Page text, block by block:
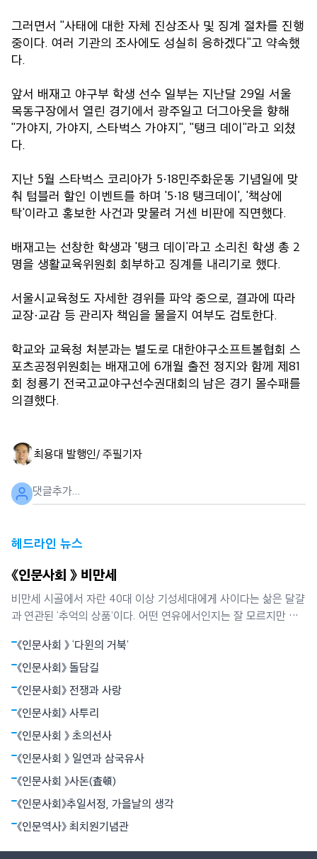
그러면서 "사태에 대한 자체 진상조사 및 징계 절차를 진행
중이다. 여러 기관의 조사에도 성실히 응하겠다"고 약속했
다.
앞서 배재고 야구부 학생 선수 일부는 지난달 29일 서울
목동구장에서 열린 경기에서 광주일고 더그아웃을 향해
"가야지, 가야지, 스타벅스 가야지", "탱크 데이"라고 외쳤
다.
지난 5월 스타벅스 코리아가 5·18민주화운동 기념일에 맞
춰 텀블러 할인 이벤트를 하며 '5·18 탱크데이', '책상에
탁'이라고 홍보한 사건과 맞물려 거센 비판에 직면했다.
배재고는 선창한 학생과 '탱크 데이'라고 소리친 학생 총 2
명을 생활교육위원회 회부하고 징계를 내리기로 했다.
서울시교육청도 자세한 경위를 파악 중으로, 결과에 따라
교장·교감 등 관리자 책임을 물을지 여부도 검토한다.
학교와 교육청 처분과는 별도로 대한야구소프트볼협회 스
포츠공정위원회는 배재고에 6개월 출전 정지와 함께 제81
회 청룡기 전국고교야구선수권대회의 남은 경기 몰수패를
의결했다.
최용대 발행인/ 주필기자
헤드라인 뉴스
《인문사회 》 비만세
비만세 시골에서 자란 40대 이상 기성세대에게 사이다는 삶은 달걀
과 연관된 ‘추억의 상품’이다. 어떤 연유에서인지는 잘 모르지만 사
‘실과 바늘’ 같은 존재였다. 달걀을 먹으면서 목이 메지 않게 하거나
소화를 돕는 기능은 두번째였고, 당시에는 매우 귀했던 탄산음료 특
유의 톡 쏘는 맛이
《인문사회 》 ‘다윈의 거북’
《인문사회》 돌담길
《인문사회》 전쟁과 사랑
《인문사회》 사투리
《인문사회 》 초의선사
《인문사회 》 일연과 삼국유사
《인문사회 》사돈(査頓)
《인문사회》추일서정, 가을날의 생각
《인문역사》 최치원기념관